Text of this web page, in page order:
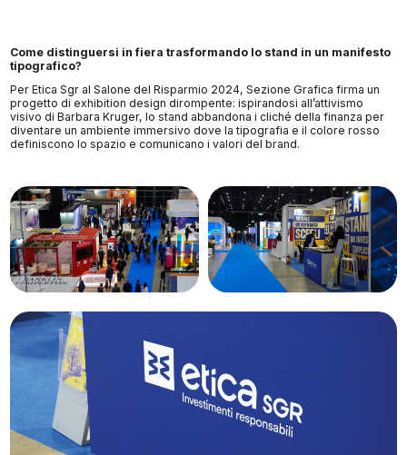
Come distinguersi in fiera trasformando lo stand in un manifesto
tipografico?
Per Etica Sgr al Salone del Risparmio 2024, Sezione Grafica firma un
progetto di exhibition design dirompente: ispirandosi all’attivismo
visivo di Barbara Kruger, lo stand abbandona i cliché della finanza per
diventare un ambiente immersivo dove la tipografia e il colore rosso
definiscono lo spazio e comunicano i valori del brand.